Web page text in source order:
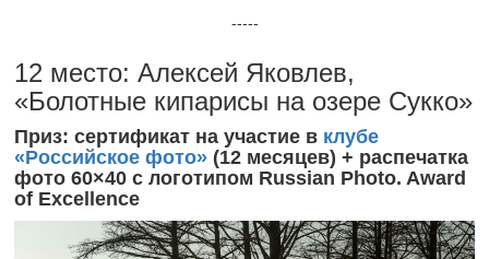
-----
12 место: Алексей Яковлев,
«Болотные кипарисы на озере Сукко»
Приз: сертификат на участие в клубе
«Российское фото» (12 месяцев) + распечатка
фото 60×40 с логотипом Russian Photo. Award
of Excellence